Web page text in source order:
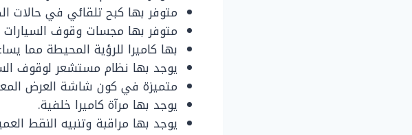
متوفر بها كبح تلقائي في حالات
متوفر بها مجسات وقوف السيارات
بها كاميرا للرؤية المحيطة مما
يوجد بها نظام مستشعر لوقوف
متميزة في كون شاشة العرض
يوجد بها مرآة كاميرا خلفية.
يوجد بها مراقبة وتنبيه النقط